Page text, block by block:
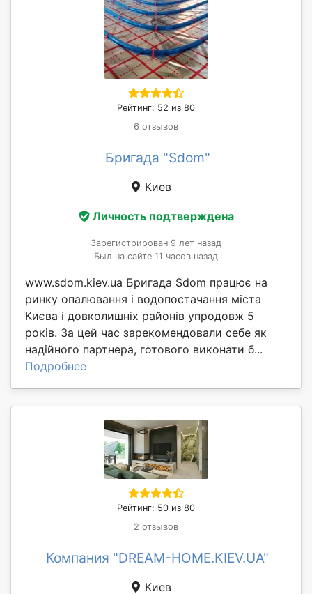
Рейтинг: 52 из 80
6 отзывов
Бригада "Sdom"
Киев
Личность подтверждена
Зарегистрирован 9 лет назад
Был на сайте 11 часов назад
www.sdom.kiev.ua Бригада Sdom працює на
ринку опалювання і водопостачання міста
Києва і довколишніх районів упродовж 5
років. За цей час зарекомендовали себе як
надійного партнера, готового виконати б...
Подробнее
Рейтинг: 50 из 80
2 отзывов
Компания "DREAM-HOME.KIEV.UA"
Киев